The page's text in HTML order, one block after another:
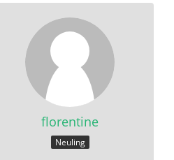
florentine
Neuling